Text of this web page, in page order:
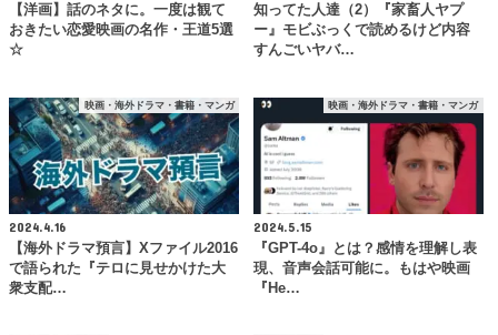
【洋画】話のネタに。一度は観て
おきたい恋愛映画の名作・王道5選
☆
知ってた人達（2）『家畜人ヤプ
ー』モビぶっくで読めるけど内容
すんごいヤバ…
映画・海外ドラマ・書籍・マンガ
2024.4.16
【海外ドラマ預言】Xファイル2016
で語られた『テロに見せかけた大
衆支配…
映画・海外ドラマ・書籍・マンガ
2024.5.15
『GPT-4o』とは？感情を理解し表
現、音声会話可能に。もはや映画
『He…